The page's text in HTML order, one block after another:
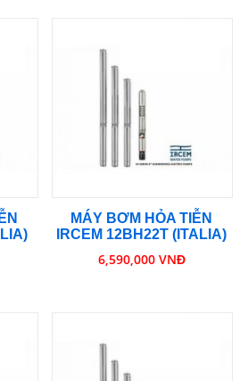
MÁY BƠM HỎA TIỄN
IRCEM 12BH22T (ITALIA)
6,590,000 VNĐ